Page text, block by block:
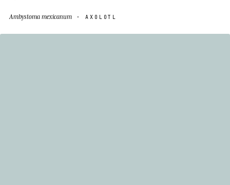
Ambystoma mexicanum · AXOLOTL